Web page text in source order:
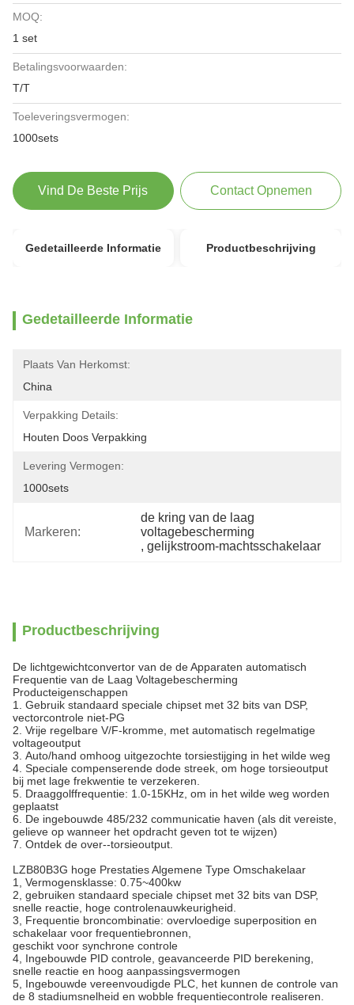
MOQ:
1 set
Betalingsvoorwaarden:
T/T
Toeleveringsvermogen:
1000sets
Vind De Beste Prijs Contact Opnemen
Gedetailleerde Informatie Productbeschrijving
Gedetailleerde Informatie
Plaats Van Herkomst:
China
Verpakking Details:
Houten Doos Verpakking
Levering Vermogen:
1000sets
Markeren:
de kring van de laag
voltagebescherming
, gelijkstroom-machtsschakelaar
Productbeschrijving
De lichtgewichtconvertor van de de Apparaten automatisch
Frequentie van de Laag Voltagebescherming
Producteigenschappen
1. Gebruik standaard speciale chipset met 32 bits van DSP,
vectorcontrole niet-PG
2. Vrije regelbare V/F-kromme, met automatisch regelmatige
voltageoutput
3. Auto/hand omhoog uitgezochte torsiestijging in het wilde weg
4. Speciale compenserende dode streek, om hoge torsieoutput
bij met lage frekwentie te verzekeren.
5. Draaggolffrequentie: 1.0-15KHz, om in het wilde weg worden
geplaatst
6. De ingebouwde 485/232 communicatie haven (als dit vereiste,
gelieve op wanneer het opdracht geven tot te wijzen)
7. Ontdek de over--torsieoutput.
LZB80B3G hoge Prestaties Algemene Type Omschakelaar
1, Vermogensklasse: 0.75~400kw
2, gebruiken standaard speciale chipset met 32 bits van DSP,
snelle reactie, hoge controlenauwkeurigheid.
3, Frequentie broncombinatie: overvloedige superposition en
schakelaar voor frequentiebronnen,
geschikt voor synchrone controle
4, Ingebouwde PID controle, geavanceerde PID berekening,
snelle reactie en hoog aanpassingsvermogen
5, Ingebouwde vereenvoudigde PLC, het kunnen de controle van
de 8 stadiumsnelheid en wobble frequentiecontrole realiseren.